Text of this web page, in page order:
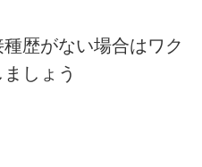
歴がない場合はワク
しょう